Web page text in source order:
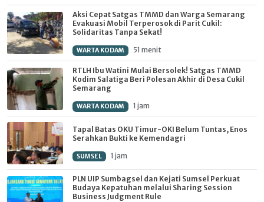
Aksi Cepat Satgas TMMD dan Warga Semarang
Evakuasi Mobil Terperosok di Parit Cukil:
Solidaritas Tanpa Sekat!
WARTA KODAM 51 menit
RTLH Ibu Watini Mulai Bersolek! Satgas TMMD
Kodim Salatiga Beri Polesan Akhir di Desa Cukil
Semarang
WARTA KODAM 1 jam
Tapal Batas OKU Timur-OKI Belum Tuntas, Enos
Serahkan Bukti ke Kemendagri
SUMSEL 1 jam
PLN UIP Sumbagsel dan Kejati Sumsel Perkuat
Budaya Kepatuhan melalui Sharing Session
Business Judgment Rule